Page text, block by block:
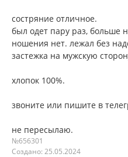
состряние отличное.
был одет пару раз, больше
ношения нет. лежал без
застежка на мужскую
хлопок 100%.
звоните или пишите в
не пересылаю.
№656301
Создано: 25.05.2024